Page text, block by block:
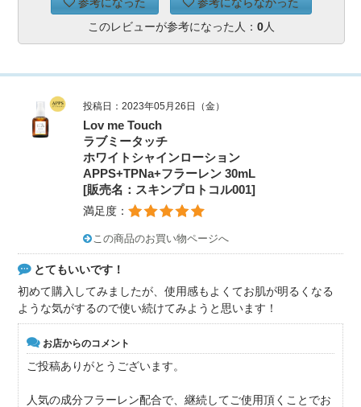
参考になった
参考にならなかった
このレビューが参考になった人： 0人
投稿日：2023年05月26日（金）
Lov me Touch
ラブミータッチ
ホワイトシャインローション
APPS+TPNa+フラーレン 30mL
[販売名：スキンプロトコル001]
満足度：
この商品のお買い物ページへ
とてもいいです！
初めて購入してみましたが、使用感もよくてお肌が明るくなる
ような気がするので使い続けてみようと思います！
お店からのコメント
ご投稿ありがとうございます。
人気の成分フラーレン配合で、継続してご使用頂くことでお